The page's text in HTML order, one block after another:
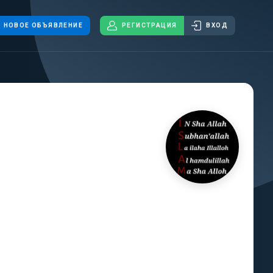
НОВОЕ ОБЪЯВЛЕНИЕ РЕГИСТРАЦИЯ ВХОД